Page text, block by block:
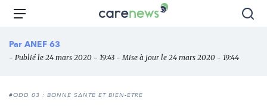
Aller
principal
Carenews,
des
l'engagement
Menu
Par ANEF 63
- Publié le 24 mars 2020 - 19:43 - Mise à jour le 24 mars 2020 - 19:44
#ODD 03 : BONNE SANTÉ ET BIEN-ÊTRE